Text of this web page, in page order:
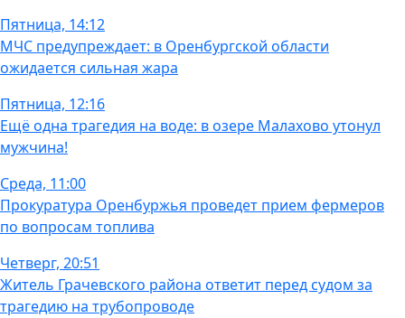
Пятница, 14:12
МЧС предупреждает: в Оренбургской области
ожидается сильная жара
Пятница, 12:16
Ещё одна трагедия на воде: в озере Малахово утонул
мужчина!
Среда, 11:00
Прокуратура Оренбуржья проведет прием фермеров
по вопросам топлива
Четверг, 20:51
Житель Грачевского района ответит перед судом за
трагедию на трубопроводе